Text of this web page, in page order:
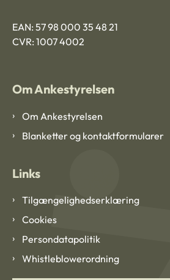
EAN: 57 98 000 35 48 21
CVR: 1007 4002
Om Ankestyrelsen
Om Ankestyrelsen
Blanketter og kontaktformularer
Links
Tilgængelighedserklæring
Cookies
Persondatapolitik
Whistleblowerordning